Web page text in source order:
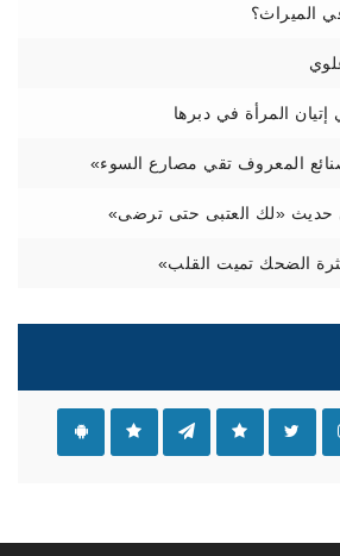
الميراث؟
المرأة في دبرها
المعروف تقي مصارع السوء»
حديث «لك العتبى حتى ترضى»
الضحك تميت القلب»